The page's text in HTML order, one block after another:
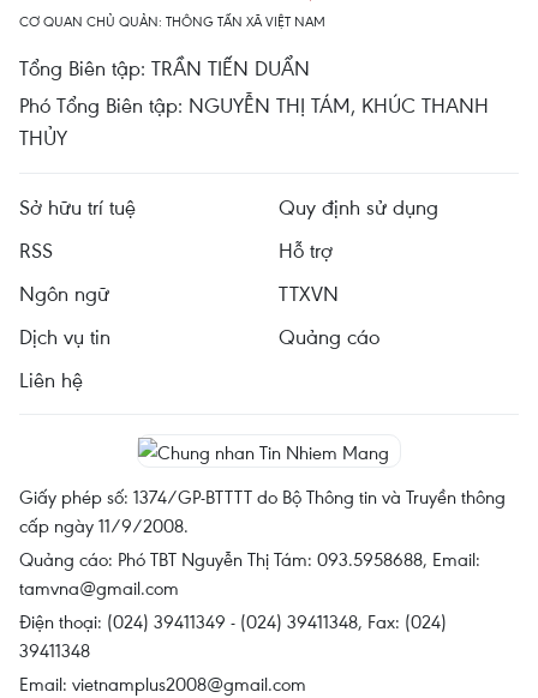
CƠ QUAN CHỦ QUẢN: THÔNG TẤN XÃ VIỆT NAM
Tổng Biên tập: TRẦN TIẾN DUẨN
Phó Tổng Biên tập: NGUYỄN THỊ TÁM, KHÚC THANH
THỦY
Sở hữu trí tuệ
Quy định sử dụng
RSS
Hỗ trợ
Ngôn ngữ
TTXVN
Dịch vụ tin
Quảng cáo
Liên hệ
Giấy phép số: 1374/GP-BTTTT do Bộ Thông tin và Truyền thông
cấp ngày 11/9/2008.
Quảng cáo: Phó TBT Nguyễn Thị Tám: 093.5958688, Email:
tamvna@gmail.com
Điện thoại: (024) 39411349 - (024) 39411348, Fax: (024)
39411348
Email: vietnamplus2008@gmail.com